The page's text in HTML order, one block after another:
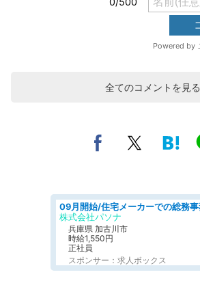
全てのコメントを見る
株式会社パソナ
兵庫県 加古川市
時給1,550円
正社員
スポンサー：求人ボックス